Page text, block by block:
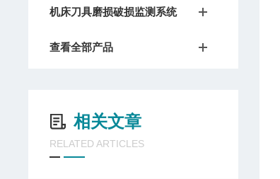
机床刀具磨损破损监测系统
查看全部产品
相关文章
RELATED ARTICLES